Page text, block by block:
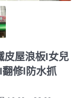
皮屋浪板I女兒
修l防水抓